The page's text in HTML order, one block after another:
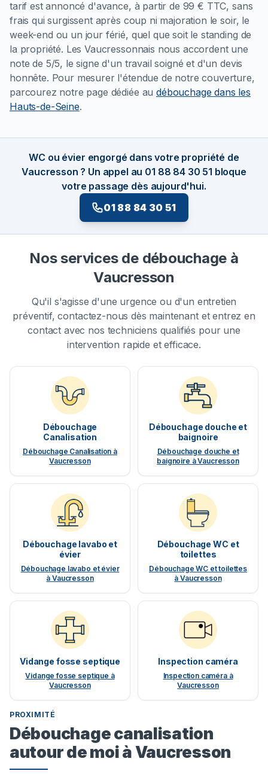
tarif est annoncé d'avance, à partir de 99 € TTC, sans
frais qui surgissent après coup ni majoration le soir, le
week-end ou un jour férié, quel que soit le standing de
la propriété. Les Vaucressonnais nous accordent une
note de 5/5, le signe d'un travail soigné et d'un devis
honnête. Pour mesurer l'étendue de notre couverture,
parcourez notre page dédiée audébouchage dans les
Hauts-de-Seine.
WC ou évier engorgé dans votre propriété de
Vaucresson ? Un appel au 01 88 84 30 51 bloque
votre passage dès aujourd'hui.
01 88 84 30 51
Nos services de débouchage à
Vaucresson
Qu'il s'agisse d'une urgence ou d'un entretien
préventif, contactez-nous dès maintenant et entrez en
contact avec nos techniciens qualifiés pour une
intervention rapide et efficace.
Débouchage
Canalisation
Débouchage Canalisation à
Vaucresson
Débouchage douche et
baignoire
Débouchage douche et
baignoire à Vaucresson
Débouchage lavabo et
évier
Débouchage lavabo et évier
à Vaucresson
Débouchage WC et
toilettes
Débouchage WC et toilettes
à Vaucresson
Vidange fosse septique
Vidange fosse septique à
Vaucresson
Inspection caméra
Inspection caméra à
Vaucresson
PROXIMITÉ
Débouchage canalisation
autour de moi à Vaucresson